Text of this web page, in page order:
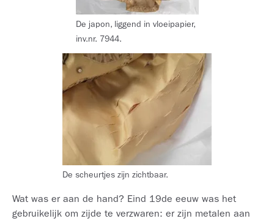
De japon, liggend in vloeipapier,
inv.nr. 7944.
De scheurtjes zijn zichtbaar.
Wat was er aan de hand? Eind 19de eeuw was het
gebruikelijk om zijde te verzwaren: er zijn metalen aan